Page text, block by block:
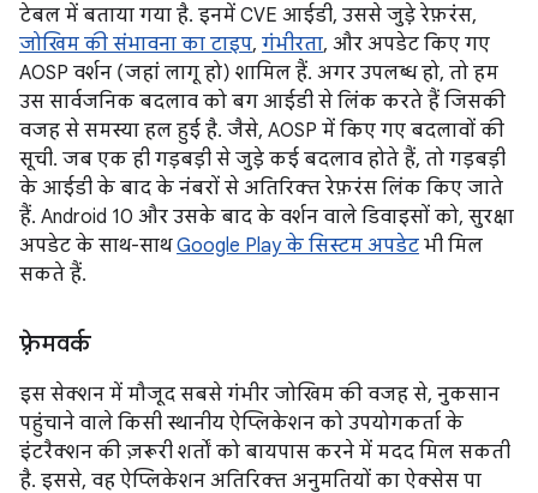
टेबल में बताया गया है. इनमें CVE आईडी, उससे जुड़े रेफ़रंस,
जोखिम की संभावना का टाइप, गंभीरता, और अपडेट किए गए
AOSP वर्शन (जहां लागू हो) शामिल हैं. अगर उपलब्ध हो, तो हम
उस सार्वजनिक बदलाव को बग आईडी से लिंक करते हैं जिसकी
वजह से समस्या हल हुई है. जैसे, AOSP में किए गए बदलावों की
सूची. जब एक ही गड़बड़ी से जुड़े कई बदलाव होते हैं, तो गड़बड़ी
के आईडी के बाद के नंबरों से अतिरिक्त रेफ़रंस लिंक किए जाते
हैं. Android 10 और उसके बाद के वर्शन वाले डिवाइसों को, सुरक्षा
अपडेट के साथ-साथGoogle Play के सिस्टम अपडेट भी मिल
सकते हैं.
फ़्रेमवर्क
इस सेक्शन में मौजूद सबसे गंभीर जोखिम की वजह से, नुकसान
पहुंचाने वाले किसी स्थानीय ऐप्लिकेशन को उपयोगकर्ता के
इंटरैक्शन की ज़रूरी शर्तों को बायपास करने में मदद मिल सकती
है. इससे, वह ऐप्लिकेशन अतिरिक्त अनुमतियों का ऐक्सेस पा